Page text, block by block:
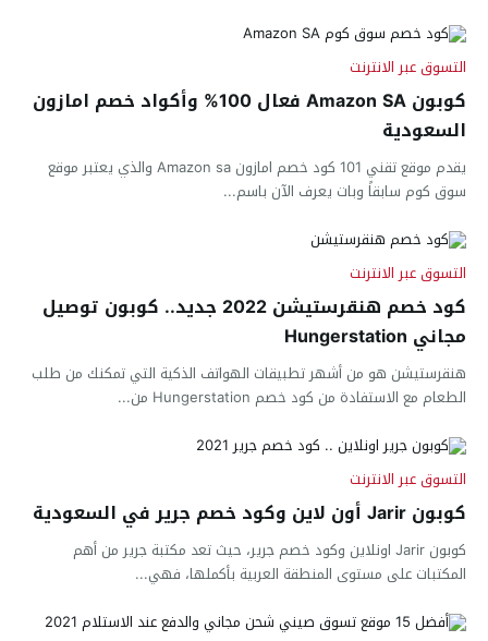
التسوق عبر الانترنت
كوبون Amazon SA فعال 100% وأكواد خصم امازون
السعودية
يقدم موقع تقني 101 كود خصم امازون Amazon sa والذي يعتبر موقع
سوق كوم سابقاً وبات يعرف الآن باسم...
التسوق عبر الانترنت
كود خصم هنقرستيشن 2022 جديد.. كوبون توصيل
مجاني Hungerstation
هنقرستيشن هو من أشهر تطبيقات الهواتف الذكية التي تمكنك من طلب
الطعام مع الاستفادة من كود خصم Hungerstation من...
التسوق عبر الانترنت
كوبون Jarir أون لاين وكود خصم جرير في السعودية
كوبون Jarir اونلاين وكود خصم جرير، حيث تعد مكتبة جرير من أهم
المكتبات على مستوى المنطقة العربية بأكملها، فهي...